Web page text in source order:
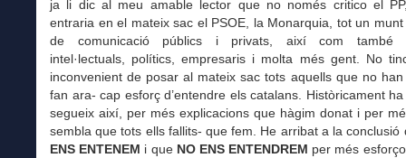
ja li dic al meu amable lector que no només critico el
entraria en el mateix sac el PSOE, la Monarquia, tot un
de comunicació públics i privats, així com també
intel·lectuals, polítics, empresaris i molta més gent. No
inconvenient de posar al mateix sac tots aquells que no
fan ara- cap esforç d’entendre els catalans. Històricament
segueix així, per més explicacions que hàgim donat i per
sembla que tots ells fallits- que fem. He arribat a la
ENS ENTENEM i que NO ENS ENTENDREM per més